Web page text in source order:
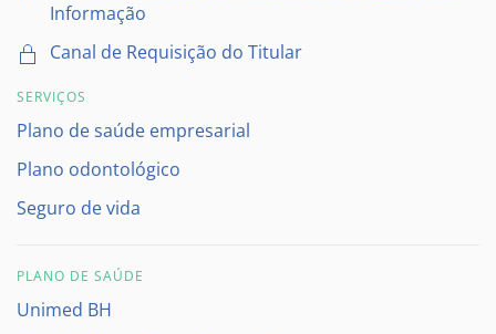
Informação
Canal de Requisição do Titular
SERVIÇOS
Plano de saúde empresarial
Plano odontológico
Seguro de vida
PLANO DE SAÚDE
Unimed BH